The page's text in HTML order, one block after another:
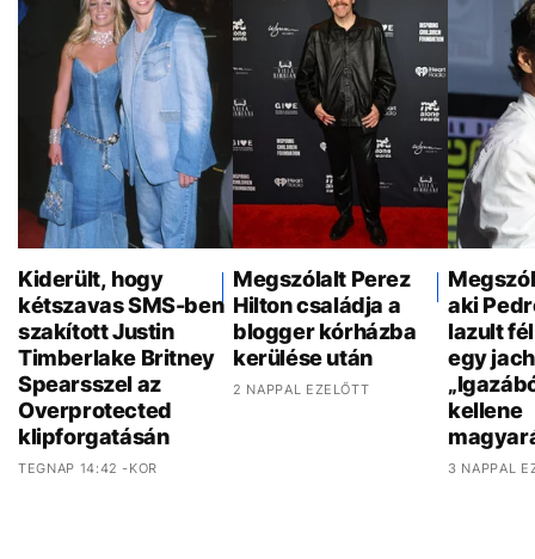
Kiderült, hogy
kétszavas SMS-ben
szakított Justin
Timberlake Britney
Spearsszel az
Overprotected
klipforgatásán
TEGNAP 14:42 -KOR
Megszólalt Perez
Hilton családja a
blogger kórházba
kerülése után
2 NAPPAL EZELŐTT
aki
lazult
egy
kellene
3 NAPPAL